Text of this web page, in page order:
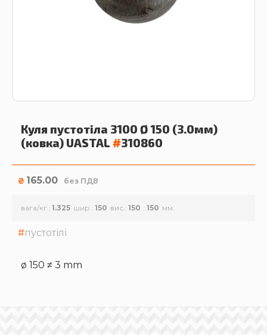
Куля пустотіла 3100 Ø 150 (3.0мм)
(ковка) UASTAL #310860
₴ 165.00 без ПДВ
вага/кг. 1.325 шир. 150 вис. 150 150
пустотілі
ø 150 ≠ 3 mm